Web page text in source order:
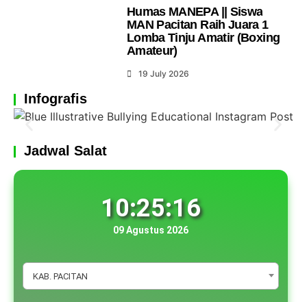
Humas MANEPA || Siswa
MAN Pacitan Raih Juara 1
Lomba Tinju Amatir (Boxing
Amateur)
19 July 2026
Infografis
Jadwal Salat
10:25:16
09 Agustus 2026
KAB. PACITAN